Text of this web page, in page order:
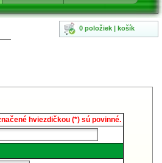
0 položiek | košík
hviezdičkou (*) sú povinné.